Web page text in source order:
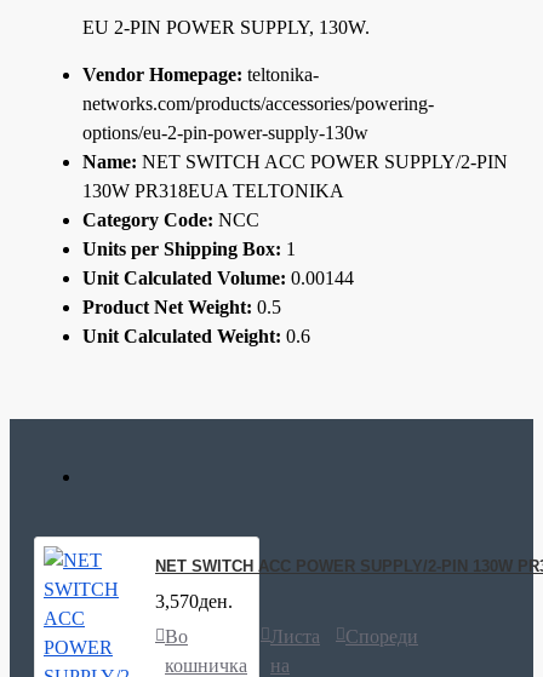
EU 2-PIN POWER SUPPLY, 130W.
Vendor Homepage: teltonika-
networks.com/products/accessories/powering-
options/eu-2-pin-power-supply-130w
Name: NET SWITCH ACC POWER SUPPLY/2-PIN
130W PR318EUA TELTONIKA
Category Code: NCC
Units per Shipping Box: 1
Unit Calculated Volume: 0.00144
Product Net Weight: 0.5
Unit Calculated Weight: 0.6
NET SWITCH ACC POWER SUPPLY/2-PIN 130W
3,570ден.
Во
кошничка
Листа
на
Спореди